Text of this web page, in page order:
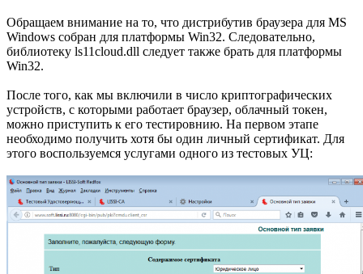
Обращаем внимание на то, что дистрибутив браузера для MS
Windows собран для платформы Win32. Следовательно,
библиотеку ls11cloud.dll следует также брать для платформы
Win32.
После того, как мы включили в число криптографических
устройств, с которыми работает браузер, облачный токен,
можно приступить к его тестировнию. На первом этапе
необходимо получить хотя бы один личный сертификат. Для
этого воспользуемся услугами одного из тестовых УЦ: